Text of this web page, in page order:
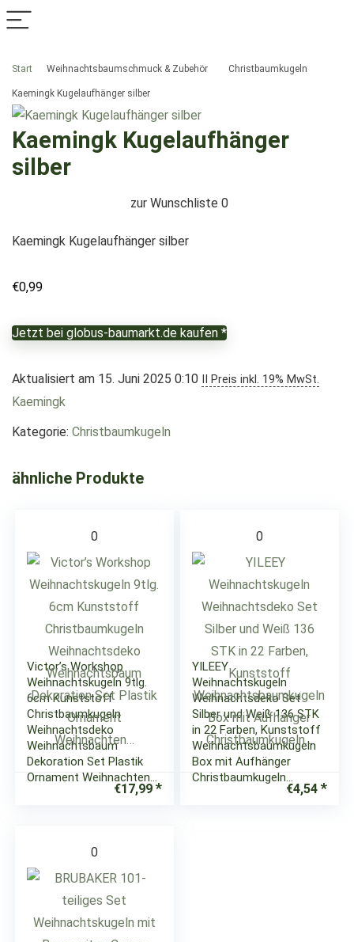
Start Weihnachtsbaumschmuck & Zubehör Christbaumkugeln
Kaemingk Kugelaufhänger silber
Kaemingk Kugelaufhänger
silber
zur Wunschliste 0
Kaemingk Kugelaufhänger silber
€0,99
Jetzt bei globus-baumarkt.de kaufen *
Aktualisiert am 15. Juni 2025 0:10 II Preis inkl. 19% MwSt.
Kaemingk
Kategorie: Christbaumkugeln
ähnliche Produkte
0
Victor’s Workshop
Weihnachtskugeln 9tlg.
6cm Kunststoff
Christbaumkugeln
Weihnachtsdeko
Weihnachtsbaum
Dekoration Set Plastik
Ornament Weihnachten…
€17,99
0
YILEEY
Weihnachtskugeln
Weihnachtsdeko Set
Silber und Weiß 136 STK
in 22 Farben, Kunststoff
Weihnachtsbaumkugeln
Box mit Aufhänger
Christbaumkugeln…
€4,54
0